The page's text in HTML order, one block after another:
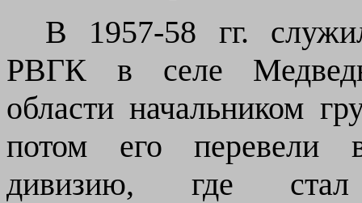
В 1957-58 гг.
РВГК в селе
области начальником
потом егоперевели
дивизию, где стал